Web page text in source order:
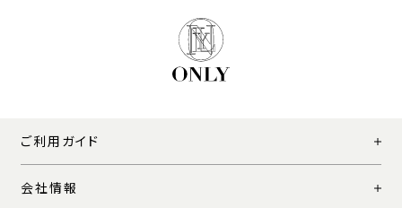
ご利用ガイド
会社情報